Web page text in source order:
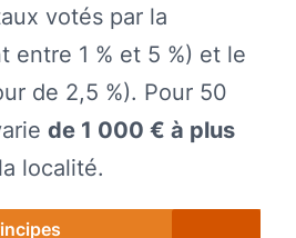
votés par la
entre 1 % et 5 %) et le
de 2,5 %). Pour 50
de 1 000 € à plus
localité.